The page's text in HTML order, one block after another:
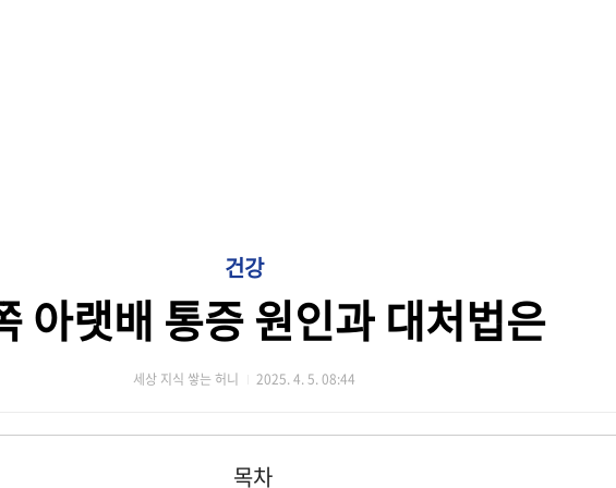
건강
아랫배 통증 원인과 대처법은
세상 지식 쌓는 허니 2025. 4. 5. 08:44
목차